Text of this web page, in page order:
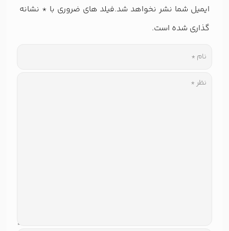
ایمیل شما نشر نخواهد شد.فیلد های ضروری با * نشانه
گذاری شده است.